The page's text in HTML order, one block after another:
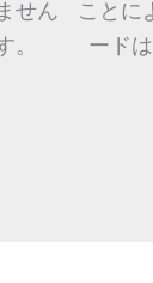
せん
ことに
ード